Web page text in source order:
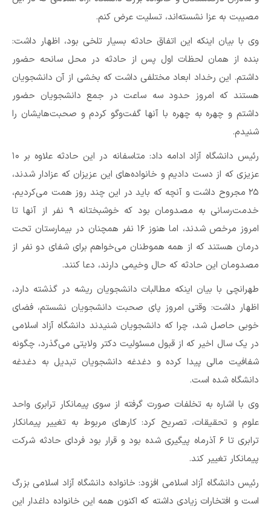
مصیبت به عزا نشسته‌اند، تسلیت عرض کنم.
وی با بیان اینکه این اتفاق حادثه بسیار تلخی بود، اظهار داشت:
بنده از همان لحظات اول پس از حادثه در محل سانحه حضور
داشتم. این رخداد ابعاد مختلفی داشت که بخشی از آن دانشجویان
هستند که امروز حدود سه ساعت در جمع دانشجویان حضور
داشتم و چهره به چهره با آنها گفت‌وگو کردم و صحبت‌هایشان را
شنیدم.
رئیس دانشگاه آزاد ادامه داد: متاسفانه در این حادثه علاوه بر ۱۰
عزیزی که از دست دادیم و خانواده‌های این عزیزان که عزادار شدند،
۲۵ مجروح داشت و آنچه که باید در این چند روز همت می‌کردیم،
خدمت‌رسانی به مصدومان بود که خوشبختانه ۹ نفر از آنها تا
امروز مرخص شدند، اما هنوز ۱۶ نفر همچنان در بیمارستان تحت
درمان هستند که از همه هموطنان می‌خواهم برای شفای دو نفر از
مصدومان این حادثه که حال وخیمی دارند، دعا کنند.
طهرانچی با بیان اینکه مطالبات دانشجویان ریشه در گذشته دارد،
اظهار داشت: وقتی امروز پای صحبت دانشجویان نشستم، فضای
خوبی حاصل شد، چرا که دانشجویان شنیدند دانشگاه آزاد اسلامی
در یک سال اخیر که از قبول مسئولیت دکتر ولایتی می‌گذرد، چگونه
شفافیت مالی پیدا کرده و دغدغه دانشجویان تبدیل به دغدغه
دانشگاه شده است.
وی با اشاره به تخلفات صورت گرفته از سوی پیمانکار ترابری واحد
علوم و تحقیقات، تصریح کرد: کارهای مربوط به تغییر پیمانکار
ترابری تا ۶ آذرماه پیگیری شده بود و قرار بود فردای حادثه شرکت
پیمانکار تغییر کند.
رئیس دانشگاه آزاد اسلامی افزود: خانواده دانشگاه آزاد اسلامی بزرگ
است و افتخارات زیادی داشته که اکنون همه این خانواده داغدار این